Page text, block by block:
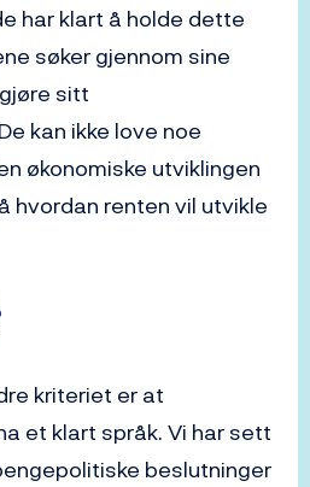
har klart å holde dette
søker gjennom sine
sitt
kan ikke love noe
økonomiske utviklingen
hvordan renten vil utvikle
kriteriet er at
et klart språk. Vi har sett
beslutninger